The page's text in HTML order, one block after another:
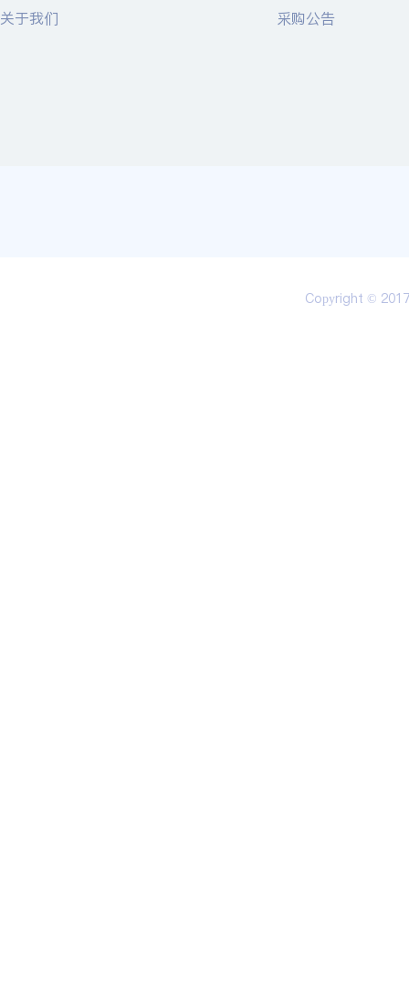
关于我们 采购公告
Copyright ©